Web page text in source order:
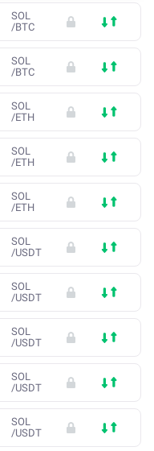
SOL
/BTC
SOL
/BTC
SOL
/ETH
SOL
/ETH
SOL
/ETH
SOL
/USDT
SOL
/USDT
SOL
/USDT
SOL
/USDT
SOL
/USDT